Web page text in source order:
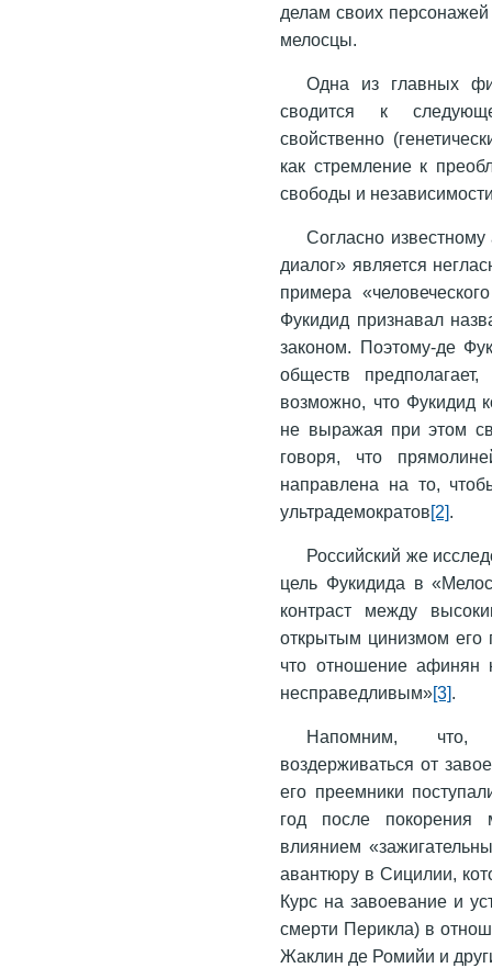
делам своих
мелосцы.
Одна из главных
сводится к
свойственно
как стремление к
свободы и
Согласно
диалог» является
примера
Фукидид признавал
законом. Поэтому-де
обществ
возможно, что Фукидид
не выражая при этом
говоря, что
направлена на то,
ультрадемократов[2].
Российский же
цель Фукидида в
контраст между
открытым цинизмом
что отношение афинян
несправедливым»[3].
Напомним, что,
воздерживаться от
его преемники
год после покорения
влиянием
авантюру в Сицилии,
Курс на завоевание и
смерти Перикла) в
Жаклин де Ромийи и